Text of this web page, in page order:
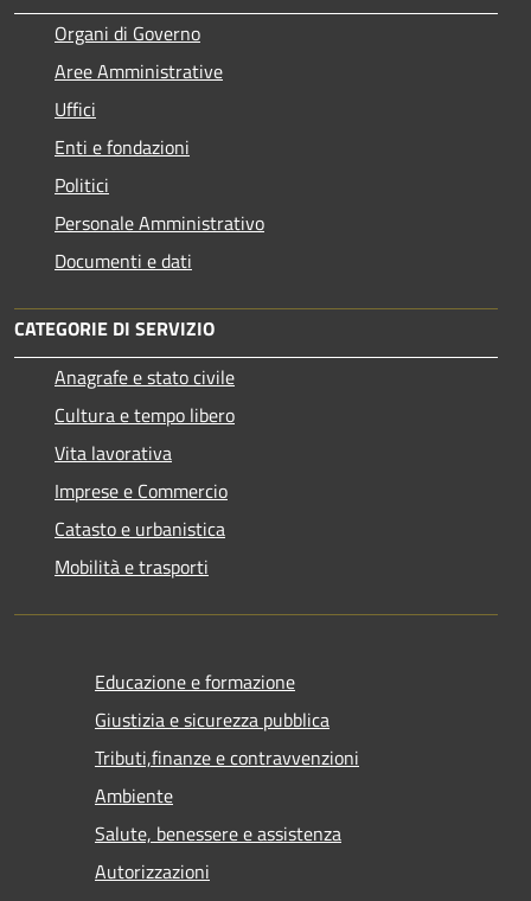
Organi di Governo
Aree Amministrative
Uffici
Enti e fondazioni
Politici
Personale Amministrativo
Documenti e dati
CATEGORIE DI SERVIZIO
Anagrafe e stato civile
Cultura e tempo libero
Vita lavorativa
Imprese e Commercio
Catasto e urbanistica
Mobilità e trasporti
Educazione e formazione
Giustizia e sicurezza pubblica
Tributi,finanze e contravvenzioni
Ambiente
Salute, benessere e assistenza
Autorizzazioni